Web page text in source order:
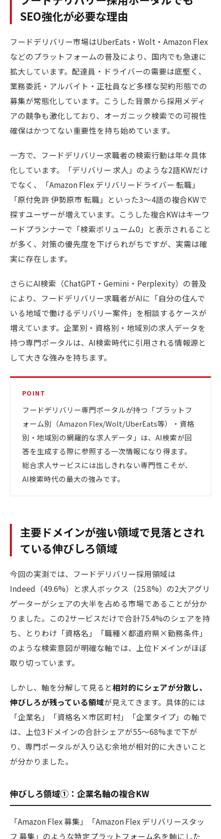
SEO強化が必要な理由
フードデリバリー市場はUberEats・Wolt・Amazon Flex
などのプラットフォームの普及により、国内でも急速に
拡大しています。配達員・ドライバーの需要は底堅く、
業務委託・アルバイト・正社員など多様な契約形態での
募集が常態化しています。こうした背景から採用メディ
アの競争も激化しており、オーガニック検索での可視性
確保はかつてない重要性を持ち始めています。
一方で、フードデリバリー求職者の検索行動は年々具体
化しています。「デリバリー 求人」のような2語KWだけ
でなく、「Amazon Flex デリバリードライバー 転職」
「原付免許 伊勢原市 転職」といった3〜4語の複合KWで
探すユーザーが増えています。こうした複合KWはキーワ
ードプランナーで「検索ボリューム0」と表示されること
が多く、対策の優先度を下げられがちですが、実需は確
実に存在します。
さらにAI検索（ChatGPT・Gemini・Perplexity）の普及
により、フードデリバリー求職者がAIに「自分の住んで
いる地域で働けるデリバリー案件」を相談するケースが
増えています。企業別・資格別・地域別の求人データを
持つ専門ポータルは、AI検索時代に引用される情報源と
して大きな強みを持ちます。
POINT
フードデリバリー専門ポータルが持つ「プラットフ
ォーム別（Amazon Flex/Wolt/UberEats等）・資格
別・地域別の網羅的な求人データ」は、AI検索が回
答を生成する際に参照する一次情報になり得ます。
総合求人サービスには出しきれない専門性こそが、
AI検索時代の最大の強みです。
主要ドメインが強い領域で見落とされ
ている伸びしろ領域
今回の実測では、フードデリバリー採用領域は
Indeed（49.6%）と求人ボックス（25.8%）の2大アグリ
ゲーターがシェアの大半を占める市場であることが分か
りました。この2サービスだけで合計75.4%のシェアを持
ち、とりわけ「資格名」「職種×都道府県×勤務条件」
のような検索意図が明確な軸では、上位ドメインがほぼ
取り切っています。
しかし、軸を分解して見ると相対的にシェアが分散し、
伸びしろが残っている領域が見えてきます。具体的には
「企業名」「資格名×市区町村」「企業タイプ」の軸で
は、上位3ドメインの合計シェアが55〜68%まで下が
り、専門ポータルが入り込む余地が相対的に大きいこと
が分かりました。
伸びしろ領域①：企業名軸の複合KW
「Amazon Flex 募集」「Amazon Flex デリバリースタッ
フ 募集」のような特定プラットフォーム名を軸にした